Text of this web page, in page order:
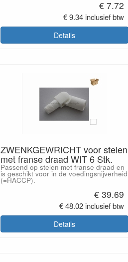
€ 7.72
€ 9.34 inclusief btw
Details
ZWENKGEWRICHT voor stelen
met franse draad WIT 6 Stk.
Passend op stelen met franse draad en
is geschikt voor in de voedingsnijverheid
(=HACCP).
€ 39.69
€ 48.02 inclusief btw
Details